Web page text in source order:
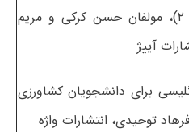
کشاورزی (۱ و ۲)، مولفان حسن کرکی و مریم
آییژ
برای دانشجویان کشاورزی